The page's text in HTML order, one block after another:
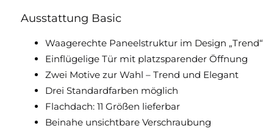
Ausstattung Basic
Waagerechte Paneelstruktur im Design „Trend“
Einflügelige Tür mit platzsparender Öffnung
Zwei Motive zur Wahl – Trend und Elegant
Drei Standardfarben möglich
Flachdach: 11 Größen lieferbar
Beinahe unsichtbare Verschraubung